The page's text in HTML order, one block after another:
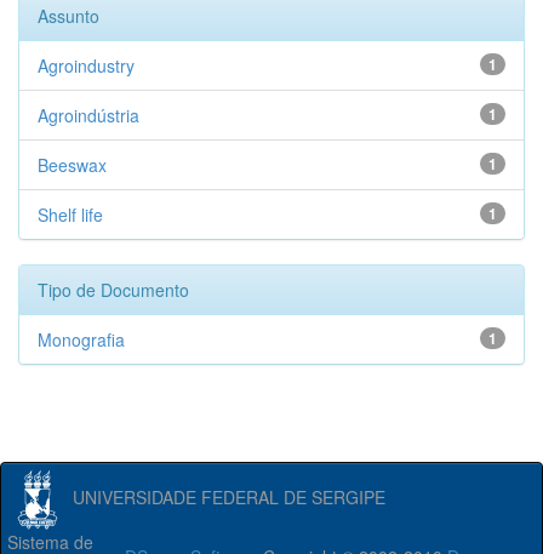
Assunto
1
Agroindustry
1
Agroindústria
1
Beeswax
1
Shelf life
Tipo de Documento
1
Monografia
UNIVERSIDADE FEDERAL DE SERGIPE
Sistema de